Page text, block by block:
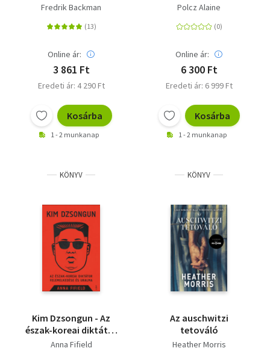
Fredrik Backman
Online ár:
3 861 Ft
Eredeti ár: 4 290 Ft
Kosárba
1 - 2 munkanap
Polcz Alaine
Online ár:
6 300 Ft
Eredeti ár: 6 999 Ft
Kosárba
1 - 2 munkanap
KÖNYV
Kim Dzsongun - Az
észak-koreai diktátor
felemelkedése és
Anna Fifield
KÖNYV
Az auschwitzi
tetováló
Heather Morris